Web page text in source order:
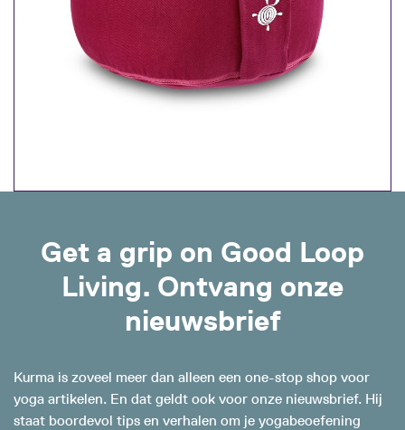
Get a grip on Good Loop
Living. Ontvang onze
nieuwsbrief
Kurma is zoveel meer dan alleen een one-stop shop voor
yoga artikelen. En dat geldt ook voor onze nieuwsbrief. Hij
staat boordevol tips en verhalen om je yogabeoefening